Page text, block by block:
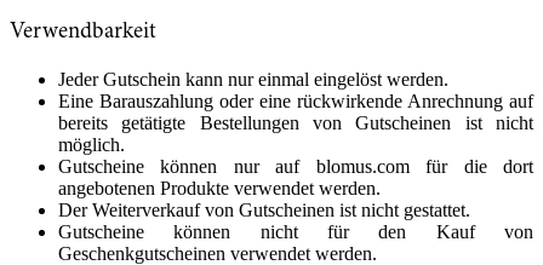
Verwendbarkeit
Jeder Gutschein kann nur einmal eingelöst werden.
Eine Barauszahlung oder eine rückwirkende Anrechnung auf
bereits getätigte Bestellungen von Gutscheinen ist nicht
möglich.
Gutscheine können nur auf blomus.com für die dort
angebotenen Produkte verwendet werden.
Der Weiterverkauf von Gutscheinen ist nicht gestattet.
Gutscheine können nicht für den Kauf von
Geschenkgutscheinen verwendet werden.